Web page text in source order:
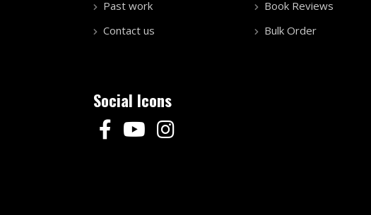
Past work
Contact us
Book Reviews
Bulk Order
Social Icons